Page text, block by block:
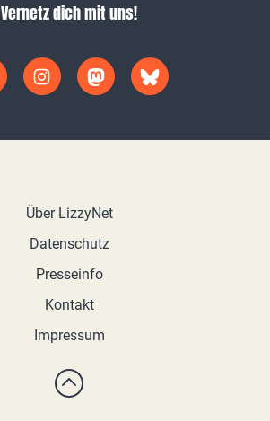
Vernetz dich mit uns!
Über LizzyNet
Datenschutz
Presseinfo
Kontakt
Impressum